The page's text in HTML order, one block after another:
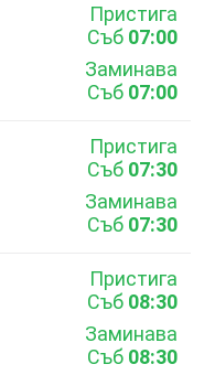
Пристига
Съб 07:00
Заминава
Съб 07:00
Пристига
Съб 07:30
Заминава
Съб 07:30
Пристига
Съб 08:30
Заминава
Съб 08:30